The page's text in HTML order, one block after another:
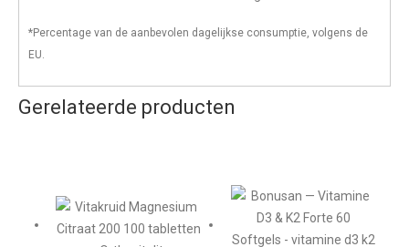
*Percentage van de aanbevolen dagelijkse consumptie, volgens de
EU.
Gerelateerde producten